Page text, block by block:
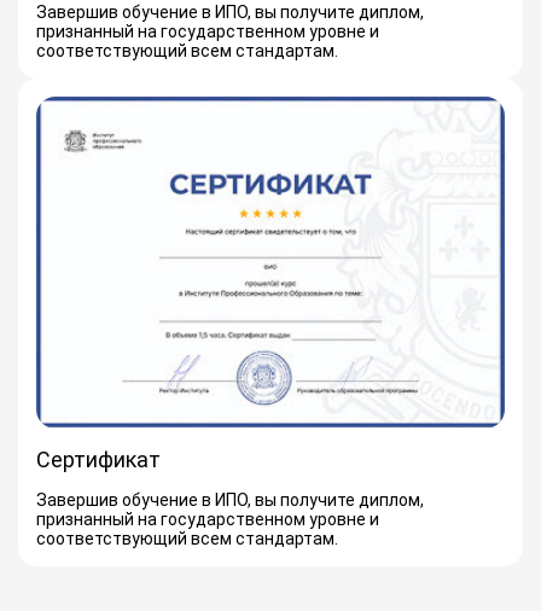
Завершив обучение в ИПО, вы получите диплом,
признанный на государственном уровне и
соответствующий всем стандартам.
Сертификат
Завершив обучение в ИПО, вы получите диплом,
признанный на государственном уровне и
соответствующий всем стандартам.